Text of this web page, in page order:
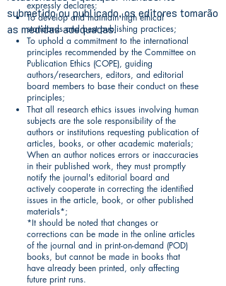
submetido ou publicado, os editores tomarão
as medidas adequadas.
expressly declares:
To develop and maintain high ethical
standards and best publishing practices;
To uphold a commitment to the international
principles recommended by the Committee on
Publication Ethics (COPE), guiding
authors/researchers, editors, and editorial
board members to base their conduct on these
principles;
That all research ethics issues involving human
subjects are the sole responsibility of the
authors or institutions requesting publication of
articles, books, or other academic materials;
When an author notices errors or inaccuracies
in their published work, they must promptly
notify the journal's editorial board and
actively cooperate in correcting the identified
issues in the article, book, or other published
materials*;
*It should be noted that changes or
corrections can be made in the online articles
of the journal and in print-on-demand (POD)
books, but cannot be made in books that
have already been printed, only affecting
future print runs.